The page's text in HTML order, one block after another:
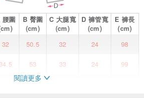
腰圍
B 臀圍
(cm)
C 大腿寬
(cm)
D 褲管寬
(cm)
E褲長
(cm)
32 50.5 32 24 98
34.5 53 33 24 99
55.5
閱讀更多